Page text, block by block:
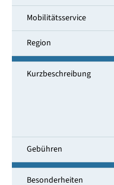
Mobilitätsservice
Region
Kurzbeschreibung
Gebühren
Besonderheiten